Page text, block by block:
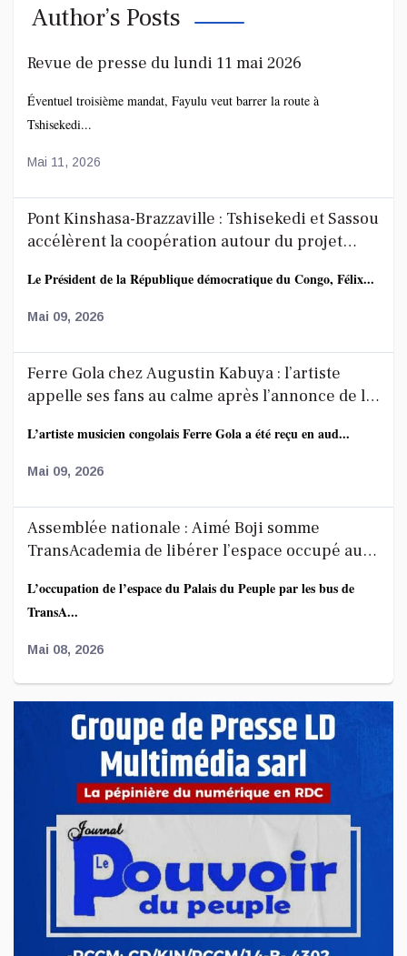
Author’s Posts
Revue de presse du lundi 11 mai 2026
Éventuel troisième mandat, Fayulu veut barrer la route à
Tshisekedi...
Mai 11, 2026
Pont Kinshasa-Brazzaville : Tshisekedi et Sassou
accélèrent la coopération autour du projet
Le Président de la République démocratique du Congo, Félix...
Mai 09, 2026
Ferre Gola chez Augustin Kabuya : l’artiste
appelle ses fans au calme après l’annonce de la
L’artiste musicien congolais Ferre Gola a été reçu en aud...
Mai 09, 2026
Assemblée nationale : Aimé Boji somme
TransAcademia de libérer l’espace occupé au
L’occupation de l’espace du Palais du Peuple par les bus de
TransA...
Mai 08, 2026
Affaire FRIVAO : la société civile salue les
révélations du ministre de la Justice et appelle
à une enquête élargie
Le Centre de recherche en finances publiques et
développement...
Mai 07, 2026